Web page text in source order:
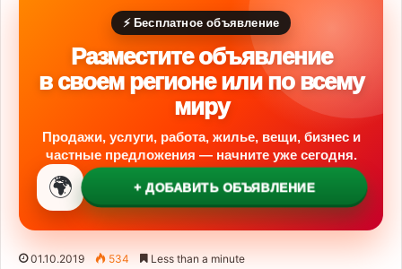
⚡ Бесплатное объявление
Разместите объявление
в своем регионе или по всему
миру
Продажи, услуги, работа, жилье, вещи, бизнес и
частные предложения — начните уже сегодня.
🌍 + ДОБАВИТЬ ОБЪЯВЛЕНИЕ
01.10.2019 534 Less than a minute